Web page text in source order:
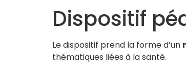
Dispositif
Le dispositif prend la forme d’un
thématiques liées à la santé.